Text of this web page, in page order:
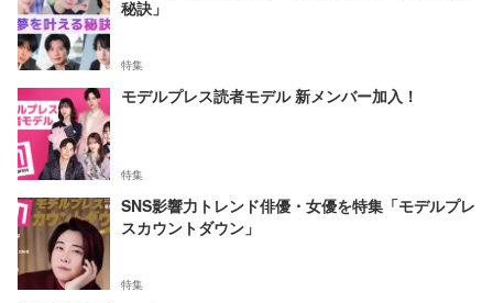
秘訣」
特集
モデルプレス読者モデル 新メンバー加入！
特集
SNS影響力トレンド俳優・女優を特集「モデルプレ
スカウントダウン」
特集